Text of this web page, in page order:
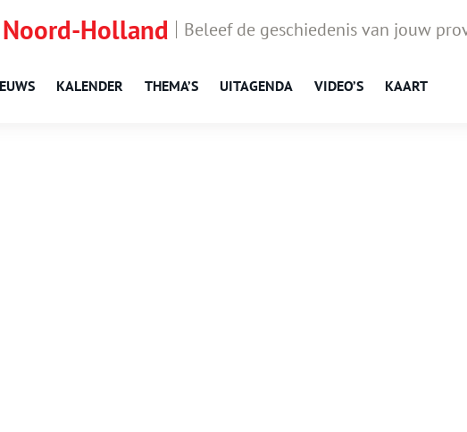
Holland Beleef de geschiedenis van jouw
KALENDER THEMA’S UITAGENDA VIDEO’S KAART